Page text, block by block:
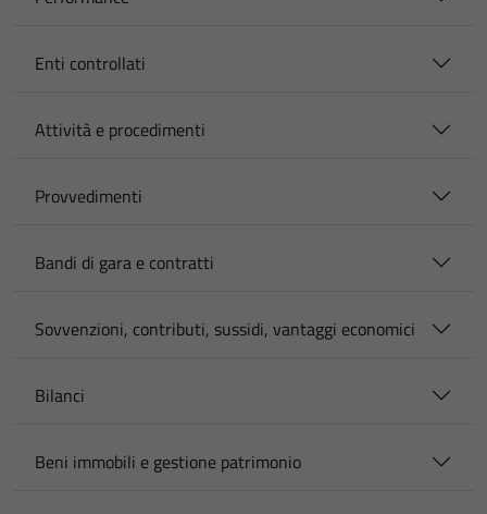
Enti controllati
Attività e procedimenti
Provvedimenti
Bandi di gara e contratti
Sovvenzioni, contributi, sussidi, vantaggi economici
Bilanci
Beni immobili e gestione patrimonio